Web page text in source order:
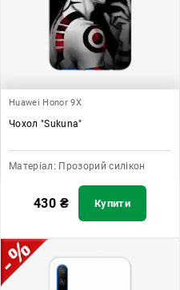
Huawei Honor 9X
Чохол "Sukuna"
Матеріал: Прозорий силікон
430 ₴ Купити